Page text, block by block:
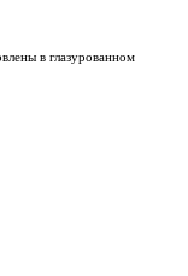
в глазурованном